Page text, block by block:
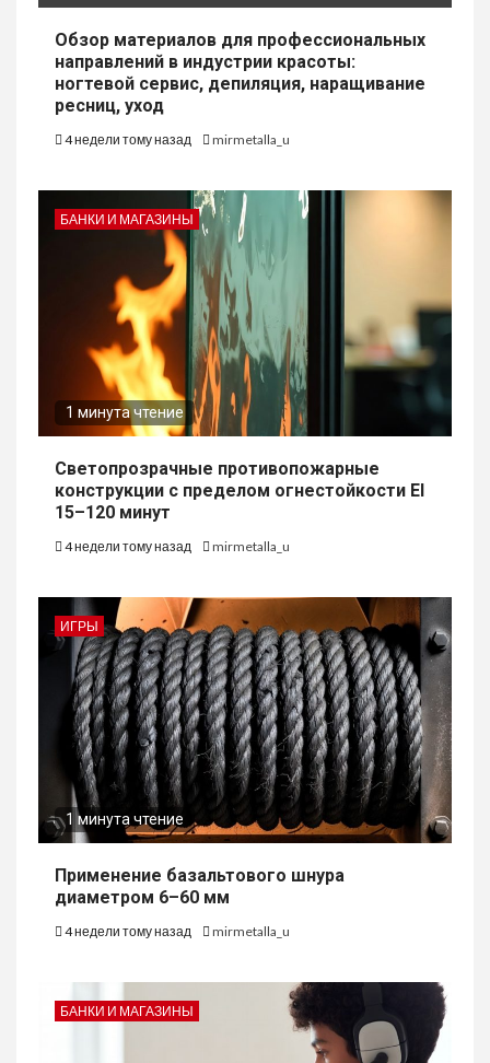
Обзор материалов для профессиональных
направлений в индустрии красоты:
ногтевой сервис, депиляция, наращивание
ресниц, уход
4 недели тому назад mirmetalla_u
БАНКИ И МАГАЗИНЫ
1 минута чтение
Светопрозрачные противопожарные
конструкции с пределом огнестойкости EI
15–120 минут
4 недели тому назад mirmetalla_u
ИГРЫ
1 минута чтение
Применение базальтового шнура
диаметром 6–60 мм
4 недели тому назад mirmetalla_u
БАНКИ И МАГАЗИНЫ